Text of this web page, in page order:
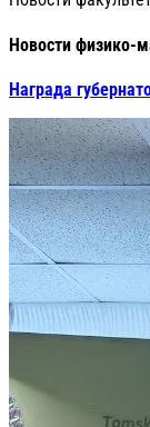
Новости физико-
Награда